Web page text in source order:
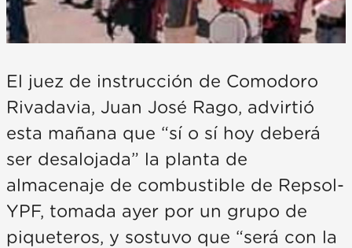
El juez de instrucción de Comodoro
Rivadavia, Juan José Rago, advirtió
esta mañana que “sí o sí hoy deberá
ser desalojada” la planta de
almacenaje de combustible de Repsol-
YPF, tomada ayer por un grupo de
piqueteros, y sostuvo que “será con la